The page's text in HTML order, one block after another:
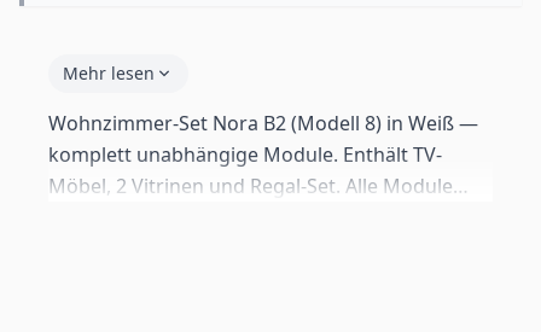
Mehr lesen
Wohnzimmer-Set Nora B2 (Modell 8) in Weiß —
komplett unabhängige Module. Enthält TV-
Möbel, 2 Vitrinen und Regal-Set. Alle Module